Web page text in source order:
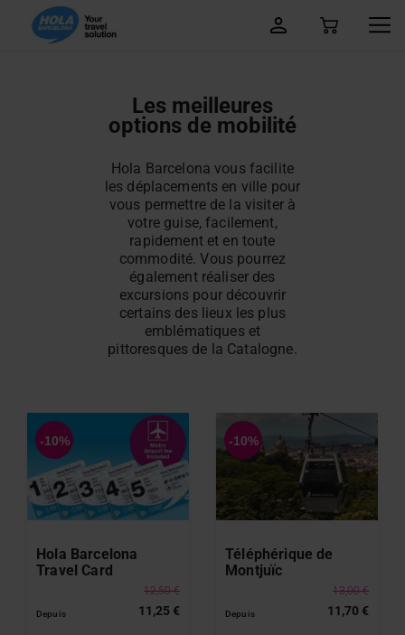
Les meilleures
options de mobilité
Hola Barcelona vous facilite
les déplacements en ville pour
vous permettre de la visiter à
votre guise, facilement,
rapidement et en toute
commodité. Vous pourrez
également réaliser des
excursions pour découvrir
certains des lieux les plus
emblématiques et
pittoresques de la Catalogne.
Hola Barcelona
Travel Card
Depuis
12,50 €
11,25 €
Téléphérique de
Montjuïc
Depuis
13,00 €
11,70 €